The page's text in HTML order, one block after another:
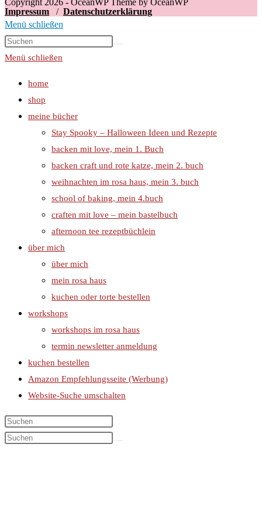
Impressum / Datenschutzerklärung
Menü schließen
Menü schließen
home
shop
meine bücher
Stay Spooky – Halloween Ideen und Rezepte
backen mit love, mein 1. Buch
backen craft und rote katze, mein 2. buch
weihnachten im rosa haus, mein 3. buch
school of baking, mein 4.buch
craften mit love – mein bastelbuch
afternoon tee rezeptbüchlein
über mich
über mich
mein rosa haus
kuchen oder torte bestellen
workshops
workshops im rosa haus
termin newsletter anmeldung
kuchen bestellen
Amazon Empfehlungsseite (Werbung)
Website-Suche umschalten